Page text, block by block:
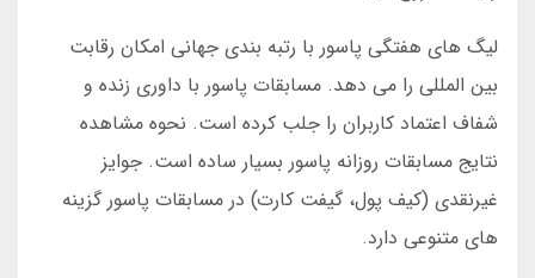
لیگ های هفتگی پاسور با رتبه بندی جهانی امکان رقابت
بین المللی را می دهد. مسابقات پاسور با داوری زنده و
شفاف اعتماد کاربران را جلب کرده است. نحوه مشاهده
نتایج مسابقات روزانه پاسور بسیار ساده است. جوایز
غیرنقدی (کیف پول، گیفت کارت) در مسابقات پاسور گزینه
های متنوعی دارد.